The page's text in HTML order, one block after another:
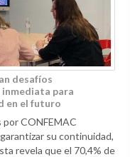
desafíos
para
en el futuro
por CONFEMAC
su continuidad,
revela que el 70,4% de